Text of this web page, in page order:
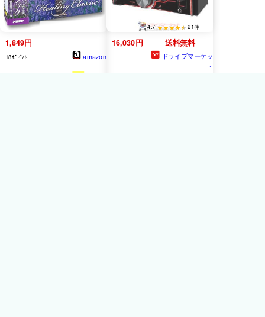
1,849円
18ﾎﾟｲﾝﾄ amazon
癒しの クラシックCD6枚
16,030円 送料無料
ドライブマーケッ
ト
4.7 21件